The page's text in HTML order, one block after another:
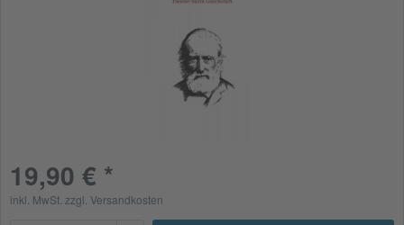
19,90 € *
inkl. MwSt. zzgl. Versandkosten